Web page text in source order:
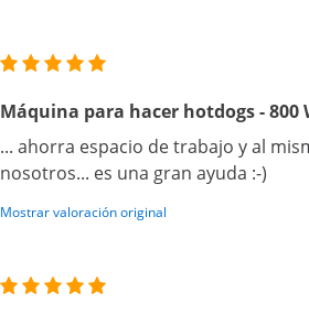
Máquina para hacer hotdogs - 800
... ahorra espacio de trabajo y al
nosotros... es una gran ayuda :-)
Mostrar valoración original